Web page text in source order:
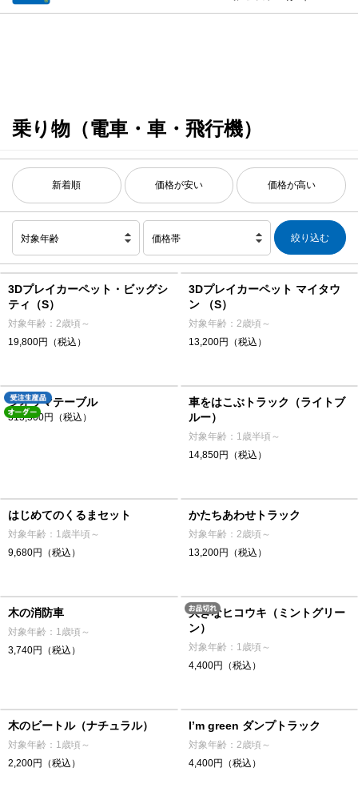
乗り物（電車・車・飛行機）
新着順 価格が安い 価格が高い
対象年齢 価格帯
3Dプレイカーペット・ビッグシ
ティ（S）
対象年齢：2歳頃～
19,800円（税込）
3Dプレイカーペット マイタウ
ン （S）
対象年齢：2歳頃～
13,200円（税込）
ジオラマテーブル
313,500円（税込）
車をはこぶトラック（ライトブ
ルー）
対象年齢：1歳半頃～
14,850円（税込）
はじめてのくるまセット
対象年齢：1歳半頃～
9,680円（税込）
かたちあわせトラック
対象年齢：2歳頃～
13,200円（税込）
木の消防車
対象年齢：1歳頃～
3,740円（税込）
大きなヒコウキ（ミントグリー
ン）
対象年齢：1歳頃～
4,400円（税込）
木のビートル（ナチュラル）
対象年齢：1歳頃～
2,200円（税込）
I’m green ダンプトラック
対象年齢：2歳頃～
4,400円（税込）